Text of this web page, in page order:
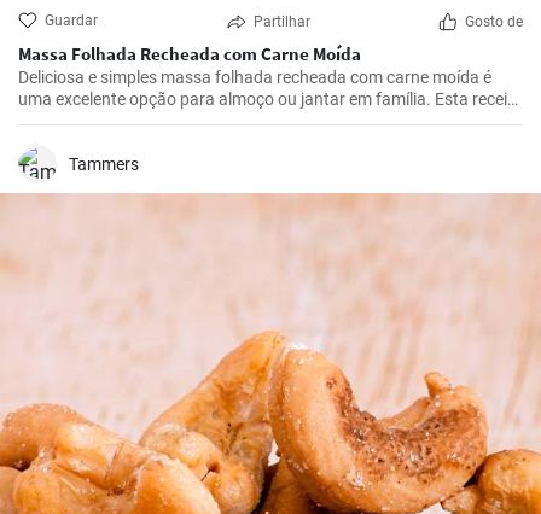
Guardar Partilhar Gosto de
Massa Folhada Recheada com Carne Moída
Deliciosa e simples massa folhada recheada com carne moída é
uma excelente opção para almoço ou jantar em família. Esta receita
é simples e rápida de preparar.
Tammers